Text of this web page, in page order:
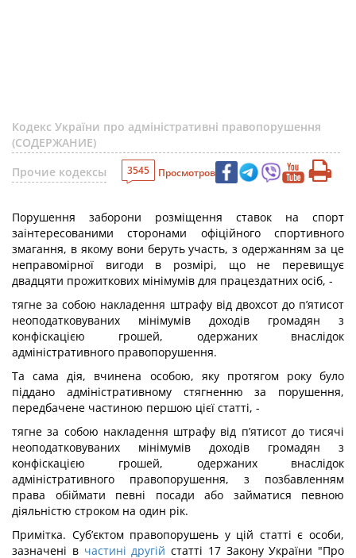
Кодекс України про адміністративні правопорушення
(СОДЕРЖАНИЕ)
Прочие кодексы
3545 Просмотров
Порушення заборони розміщення ставок на спорт
заінтересованими сторонами офіційного спортивного
змагання, в якому вони беруть участь, з одержанням за це
неправомірної вигоди в розмірі, що не перевищує
двадцяти прожиткових мінімумів для працездатних осіб, -
тягне за собою накладення штрафу від двохсот до п’ятисот
неоподатковуваних мінімумів доходів громадян з
конфіскацією грошей, одержаних внаслідок
адміністративного правопорушення.
Та сама дія, вчинена особою, яку протягом року було
піддано адміністративному стягненню за порушення,
передбачене частиною першою цієї статті, -
тягне за собою накладення штрафу від п’ятисот до тисячі
неоподатковуваних мінімумів доходів громадян з
конфіскацією грошей, одержаних внаслідок
адміністративного правопорушення, з позбавленням
права обіймати певні посади або займатися певною
діяльністю строком на один рік.
Примітка. Суб’єктом правопорушень у цій статті є особи,
зазначені в частині другій статті 17 Закону України "Про